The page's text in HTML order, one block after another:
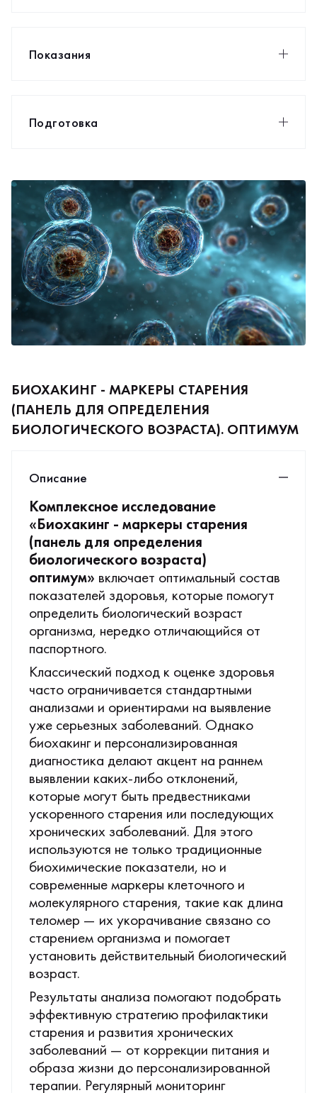
Показания
Подготовка
БИОХАКИНГ - МАРКЕРЫ СТАРЕНИЯ
(ПАНЕЛЬ ДЛЯ ОПРЕДЕЛЕНИЯ
БИОЛОГИЧЕСКОГО ВОЗРАСТА). ОПТИМУМ
Описание
Комплексное исследование
«Биохакинг - маркеры старения
(панель для определения
биологического возраста)
оптимум» включает оптимальный состав
показателей здоровья, которые помогут
определить биологический возраст
организма, нередко отличающийся от
паспортного.
Классический подход к оценке здоровья
часто ограничивается стандартными
анализами и ориентирами на выявление
уже серьезных заболеваний. Однако
биохакинг и персонализированная
диагностика делают акцент на раннем
выявлении каких-либо отклонений,
которые могут быть предвестниками
ускоренного старения или последующих
хронических заболеваний. Для этого
используются не только традиционные
биохимические показатели, но и
современные маркеры клеточного и
молекулярного старения, такие как длина
теломер — их укорачивание связано со
старением организма и помогает
установить действительный биологический
возраст.
Результаты анализа помогают подобрать
эффективную стратегию профилактики
старения и развития хронических
заболеваний — от коррекции питания и
образа жизни до персонализированной
терапии. Регулярный мониторинг